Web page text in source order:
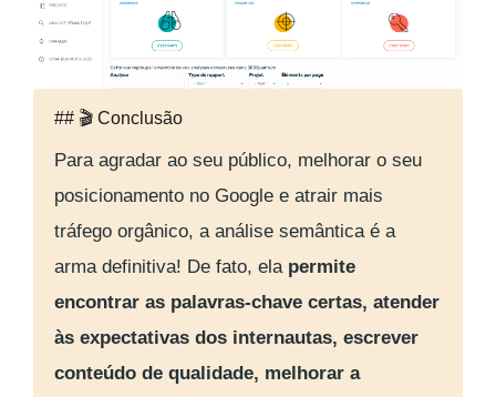
## 🎬 Conclusão
Para agradar ao seu público, melhorar o seu
posicionamento no Google e atrair mais
tráfego orgânico, a análise semântica é a
arma definitiva! De fato, ela permite
encontrar as palavras-chave certas, atender
às expectativas dos internautas, escrever
conteúdo de qualidade, melhorar a